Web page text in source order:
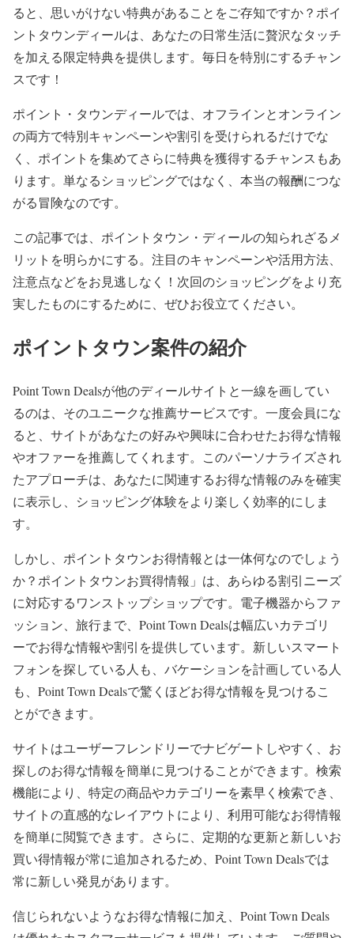
ると、思いがけない特典があることをご存知ですか？ポイ
ントタウンディールは、あなたの日常生活に贅沢なタッチ
を加える限定特典を提供します。毎日を特別にするチャン
スです！
ポイント・タウンディールでは、オフラインとオンライン
の両方で特別キャンペーンや割引を受けられるだけでな
く、ポイントを集めてさらに特典を獲得するチャンスもあ
ります。単なるショッピングではなく、本当の報酬につな
がる冒険なのです。
この記事では、ポイントタウン・ディールの知られざるメ
リットを明らかにする。注目のキャンペーンや活用方法、
注意点などをお見逃しなく！次回のショッピングをより充
実したものにするために、ぜひお役立てください。
ポイントタウン案件の紹介
Point Town Dealsが他のディールサイトと一線を画してい
るのは、そのユニークな推薦サービスです。一度会員にな
ると、サイトがあなたの好みや興味に合わせたお得な情報
やオファーを推薦してくれます。このパーソナライズされ
たアプローチは、あなたに関連するお得な情報のみを確実
に表示し、ショッピング体験をより楽しく効率的にしま
す。
しかし、ポイントタウンお得情報とは一体何なのでしょう
か？ポイントタウンお買得情報」は、あらゆる割引ニーズ
に対応するワンストップショップです。電子機器からファ
ッション、旅行まで、Point Town Dealsは幅広いカテゴリ
ーでお得な情報や割引を提供しています。新しいスマート
フォンを探している人も、バケーションを計画している人
も、Point Town Dealsで驚くほどお得な情報を見つけるこ
とができます。
サイトはユーザーフレンドリーでナビゲートしやすく、お
探しのお得な情報を簡単に見つけることができます。検索
機能により、特定の商品やカテゴリーを素早く検索でき、
サイトの直感的なレイアウトにより、利用可能なお得情報
を簡単に閲覧できます。さらに、定期的な更新と新しいお
買い得情報が常に追加されるため、Point Town Dealsでは
常に新しい発見があります。
信じられないようなお得な情報に加え、Point Town Deals